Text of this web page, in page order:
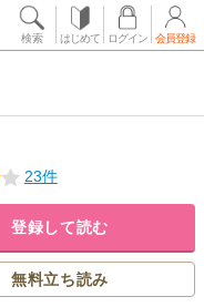
検索 はじめて ログイン 会員登録
23件
登録して読む
無料立ち読み